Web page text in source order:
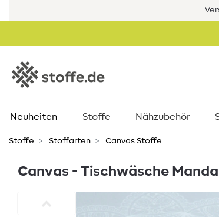
Neuheiten Stoffe Nähzubehör
Stoffe Stoffarten Canvas Stoffe
Canvas - Tischwäsche